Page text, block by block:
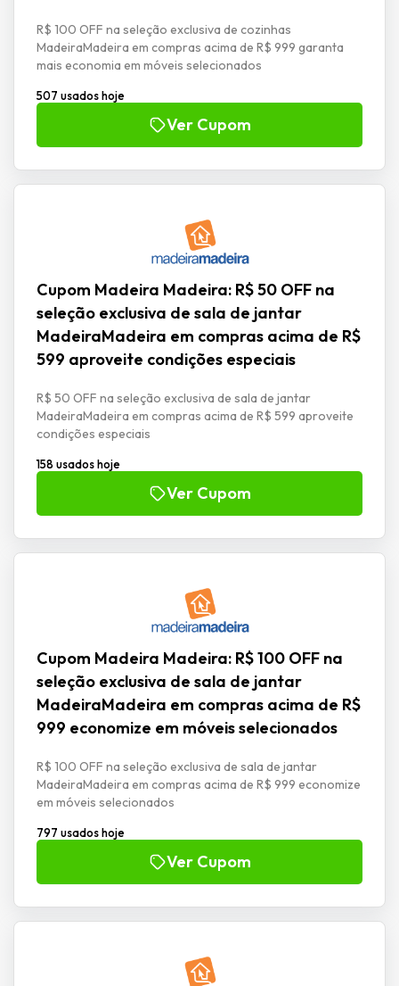
R$ 100 OFF na seleção exclusiva de cozinhas
MadeiraMadeira em compras acima de R$ 999 garanta
mais economia em móveis selecionados
507 usados hoje
Ver Cupom
Cupom Madeira Madeira: R$ 50 OFF na
seleção exclusiva de sala de jantar
MadeiraMadeira em compras acima de R$
599 aproveite condições especiais
R$ 50 OFF na seleção exclusiva de sala de jantar
MadeiraMadeira em compras acima de R$ 599 aproveite
condições especiais
158 usados hoje
Ver Cupom
Cupom Madeira Madeira: R$ 100 OFF na
seleção exclusiva de sala de jantar
MadeiraMadeira em compras acima de R$
999 economize em móveis selecionados
R$ 100 OFF na seleção exclusiva de sala de jantar
MadeiraMadeira em compras acima de R$ 999 economize
em móveis selecionados
797 usados hoje
Ver Cupom